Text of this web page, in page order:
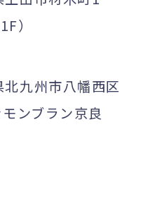
）
九州市八幡西区
ンブラン京良